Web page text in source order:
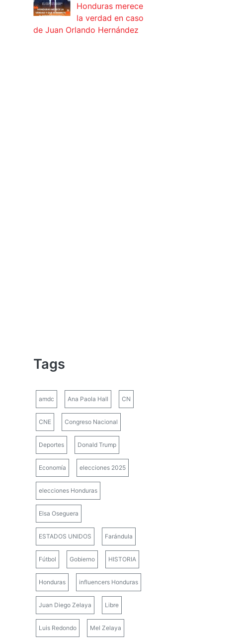
Honduras merece
la verdad en caso
de Juan Orlando Hernández
Tags
amdc Ana Paola Hall CN
CNE Congreso Nacional
Deportes Donald Trump
Economía elecciones 2025
elecciones Honduras
Elsa Oseguera
ESTADOS UNIDOS Farándula
Fútbol Gobierno HISTORIA
Honduras influencers Honduras
Juan Diego Zelaya Libre
Luis Redondo Mel Zelaya